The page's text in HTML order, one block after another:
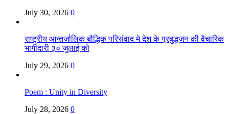
July 30, 2026 0
राष्ट्रीय आन्तर्जालिक बौद्धिक परिसंवाद मे देश के प्रबुद्धजन की वैचारिक
भागीदारी ३० जुलाई को
July 29, 2026 0
Poem : Unity in Diversity
July 28, 2026 0